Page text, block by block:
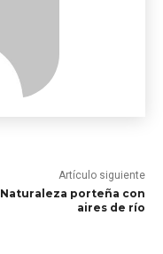
Artículo siguiente
Naturaleza porteña con
aires de río